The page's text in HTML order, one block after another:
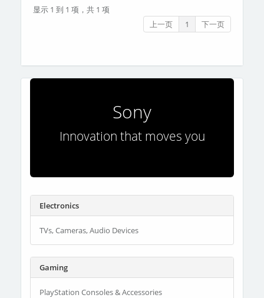
显示 1 到 1 项，共 1 项
上一页
1 下一页
Sony
Innovation that moves you
Electronics
TVs, Cameras, Audio Devices
Gaming
PlayStation Consoles & Accessories